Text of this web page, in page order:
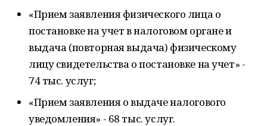
«Прием заявления физического лица о
постановке на учет в налоговом органе и
выдача (повторная выдача) физическому
лицу свидетельства о постановке на учет» -
74 тыс. услуг;
«Прием заявления о выдаче налогового
уведомления» - 68 тыс. услуг.